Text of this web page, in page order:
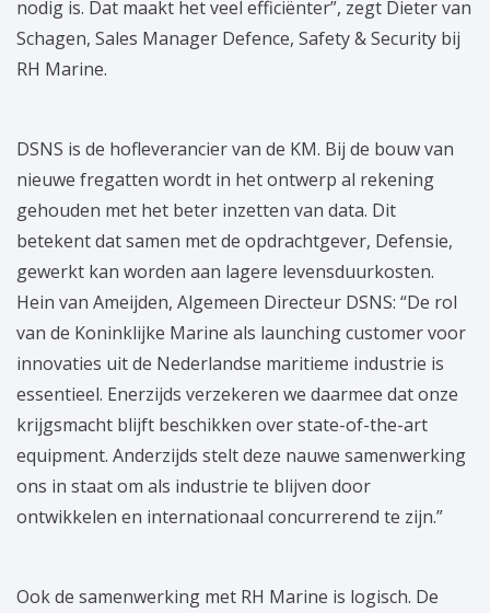
nodig is. Dat maakt het veel efficiënter”, zegt Dieter van
Schagen, Sales Manager Defence, Safety & Security bij
RH Marine.
DSNS is de hofleverancier van de KM. Bij de bouw van
nieuwe fregatten wordt in het ontwerp al rekening
gehouden met het beter inzetten van data. Dit
betekent dat samen met de opdrachtgever, Defensie,
gewerkt kan worden aan lagere levensduurkosten.
Hein van Ameijden, Algemeen Directeur DSNS: “De rol
van de Koninklijke Marine als launching customer voor
innovaties uit de Nederlandse maritieme industrie is
essentieel. Enerzijds verzekeren we daarmee dat onze
krijgsmacht blijft beschikken over state-of-the-art
equipment. Anderzijds stelt deze nauwe samenwerking
ons in staat om als industrie te blijven door
ontwikkelen en internationaal concurrerend te zijn.”
Ook de samenwerking met RH Marine is logisch. De